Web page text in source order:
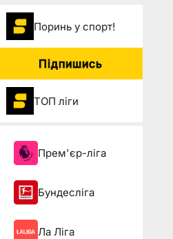
Поринь у спорт!
Підпишись
ТОП ліги
Прем'єр-ліга
Бундесліга
Ла Ліга